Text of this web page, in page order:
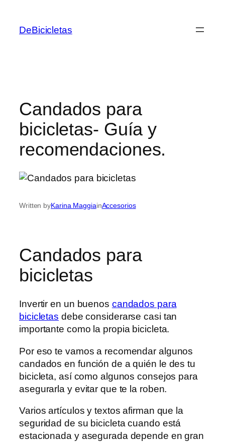
content
DeBicicletas
Candados para
bicicletas- Guía y
recomendaciones.
Written byKarina MaggiainAccesorios
Candados para
bicicletas
Invertir en un buenos candados para
bicicletas debe considerarse casi tan
importante como la propia bicicleta.
Por eso te vamos a recomendar algunos
candados en función de a quién le des tu
bicicleta, así como algunos consejos para
asegurarla y evitar que te la roben.
Varios artículos y textos afirman que la
seguridad de su bicicleta cuando está
estacionada y asegurada depende en gran